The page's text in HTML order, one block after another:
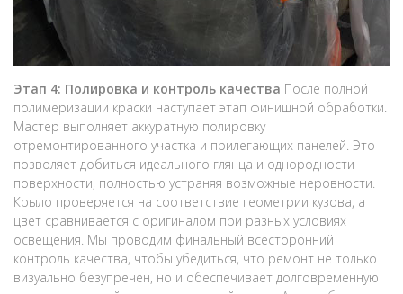
Этап 4: Полировка и контроль качества После полной
полимеризации краски наступает этап финишной обработки.
Мастер выполняет аккуратную полировку
отремонтированного участка и прилегающих панелей. Это
позволяет добиться идеального глянца и однородности
поверхности, полностью устраняя возможные неровности.
Крыло проверяется на соответствие геометрии кузова, а
цвет сравнивается с оригиналом при разных условиях
освещения. Мы проводим финальный всесторонний
контроль качества, чтобы убедиться, что ремонт не только
визуально безупречен, но и обеспечивает долговременную